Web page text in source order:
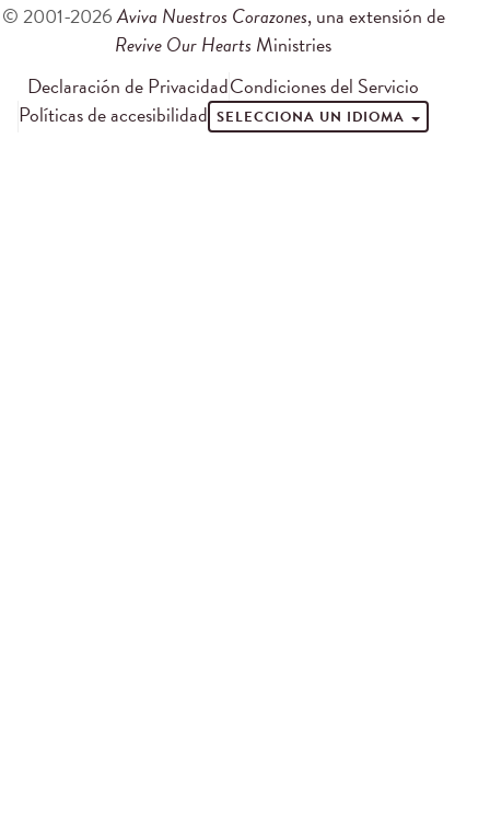
© 2001-2026Aviva Nuestros Corazones, una extensión de
Revive Our Hearts Ministries
Declaración de PrivacidadCondiciones del Servicio
Políticas de accesibilidad SELECCIONA UN IDIOMA